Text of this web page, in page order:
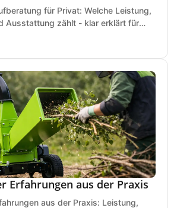
für Privat: Welche Leistung,
Ausstattung zählt - klar erklärt für
Erfahrungen aus der Praxis
aus der Praxis: Leistung,